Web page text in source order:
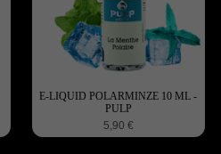
E-LIQUID POLARMINZE 10 ML -
PULP
5,90 €